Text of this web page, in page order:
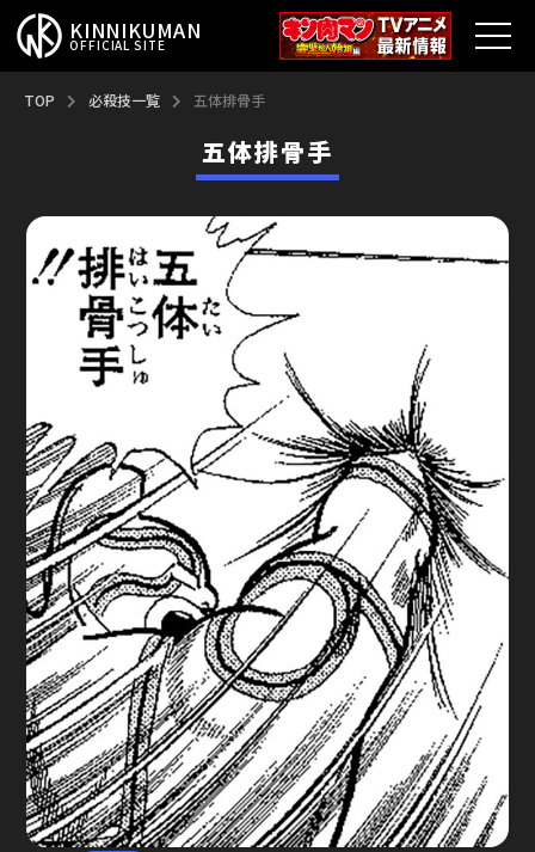
KINNIKUMAN
OFFICIAL SITE
TOP
最新情報
アニメ
コミックス
超人総選挙
新超人募集
ゆで問答
TOP 必殺技一覧 五体排骨手
五体排骨手